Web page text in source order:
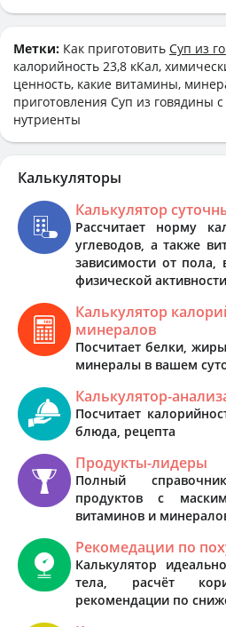
Метки: Как приготовить Суп из
калорийность 23,8 кКал,
ценность, какие витамины,
приготовления Суп из говядины
нутриенты
Калькуляторы
Калькулятор
Рассчитает норму
углеводов, а также
зависимости от пола,
физической
Калькулятор
минералов
Посчитает белки,
минералы в вашем
Калькулятор-
Посчитает
блюда, рецепта
Продукты-лидеры
Полный
продуктов с
витаминов и
Рекомедации по
Калькулятор
тела, расчёт
рекомендации по